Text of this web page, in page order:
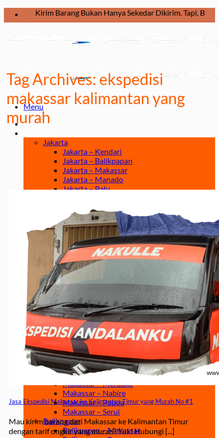
Skip
to
Kirim Barang Bukan Hanya Sekedar Dikirim. Tapi,
Menu
Home
Jakarta
Jakarta – Kendari
Jakarta – Balikpapan
Jakarta – Makassar
Jakarta – Manado
Jakarta – Palu
Jakarta – Ternate
Jakarta – Tarakan
Jakarta – Gorontalo
Jakarta – Samarinda
Makassar
Makassar – Balikpapan
Makassar – Samarinda
Makassar – Ambon
Makassar – Halmahera Tengah
Makassar – Manado
Makassar – Ternate
Makassar – Biak
Makassar – Timika
Makassar – Fakfak
Makassar – Tual
Makassar – Jayapura
Makassar – Kaimana
Makassar – Sorong
Makassar – Manokwari
Makassar – Merauke
Makassar – Nabire
Makassar – Papua
Makassar – Serui
Balikpapan
Balikpapan – Makassar
Tag Archives:ekspedisi
makassar kalimantan yang
murah
Jasa Ekspedisi Makassar ke Kalimantan Timur yang Murah No #1
Mau kirim barang dari Makassar ke Kalimantan Timur
dengan tarif ongkir yang murah? Yuk! Hubungi [...]